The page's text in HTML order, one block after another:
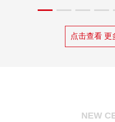
点击查看 更
NEW